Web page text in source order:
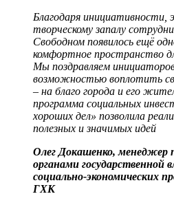
Благодаря инициативности,
творческому запалу
Свободном появилось ещё
комфортное пространство
Мы поздравляем
возможностью воплотить
– на благо города и его
программа социальных
хороших дел» позволила
полезных и значимых идей
Олег Докашенко, менеджер
органами государственной
социально-экономических
ГХК